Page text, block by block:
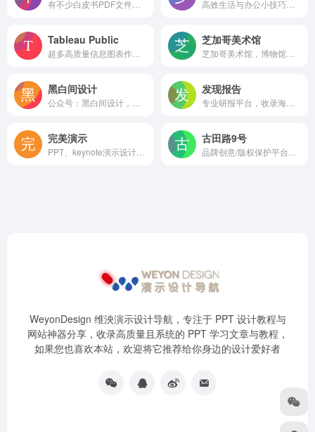
Tableau Public 芝加哥美术馆
黑白间设计 发现报告
完美演示 古田路9号
WeyonDesign 维泱演示设计导航，专注于 PPT 设计教程与
网站神器分享，收录高质量且系统的 PPT 学习文章与教程，
如果您也喜欢本站，欢迎将它推荐给你身边的设计爱好者